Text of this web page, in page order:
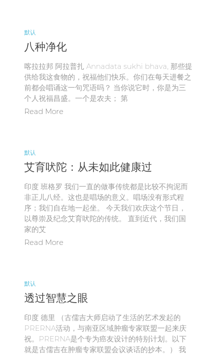
默认
八种净化
喀拉拉邦 阿拉普扎 Annadata sukhi bhava, 那些提
供给我这食物的，祝福他们快乐。你们在每天进餐之
前都会唱诵这一句咒语吗？ 当你说它时，你是为三
个人祝福昌盛。一个是农夫； 第
Read More
默认
艾育吠陀：从未如此健康过
印度 班格罗 我们一直的做事传统都是比较不拘泥而
非正儿八经。这也是唱场的意义。唱场没有形式程
序；我们自在地一起坐。 今天我们欢庆这个节日，
以尊崇及纪念艾育吠陀的传统。 直到近代，我们国
家的艾
Read More
默认
透过智慧之眼
印度 德里 （古儒吉大师启动了生活的艺术发起的
PRERNA活动，与南亚区域肿瘤专家联盟一起来庆
祝。PRERNA是个专为癌友设计的特别计划。以下
就是古儒吉在肿瘤专家联盟会议谈话的抄本。） 我